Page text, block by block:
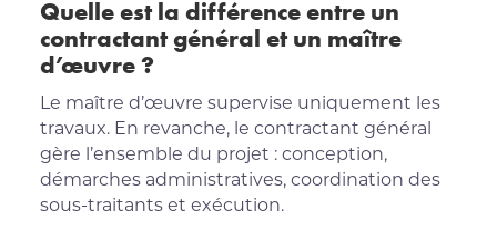
Quelle est la différence entre un
contractant général et un maître
d’œuvre ?
Le maître d’œuvre supervise uniquement les
travaux. En revanche, le contractant général
gère l’ensemble du projet : conception,
démarches administratives, coordination des
sous-traitants et exécution.